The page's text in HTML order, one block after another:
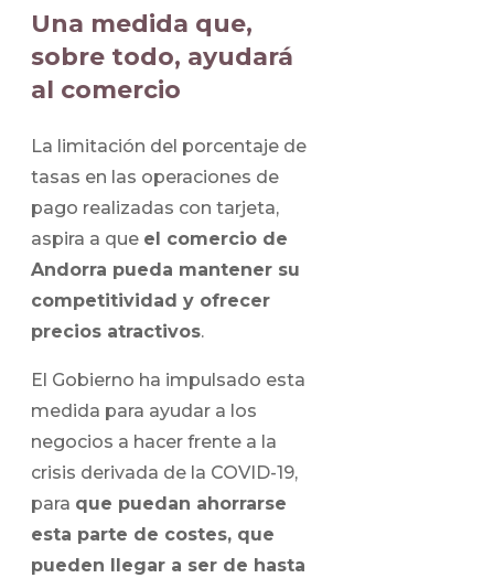
Una medida que,
sobre todo, ayudará
al comercio
La limitación del porcentaje de
tasas en las operaciones de
pago realizadas con tarjeta,
aspira a que el comercio de
Andorra pueda mantener su
competitividad y ofrecer
precios atractivos.
El Gobierno ha impulsado esta
medida para ayudar a los
negocios a hacer frente a la
crisis derivada de la COVID-19,
para que puedan ahorrarse
esta parte de costes, que
pueden llegar a ser de hasta